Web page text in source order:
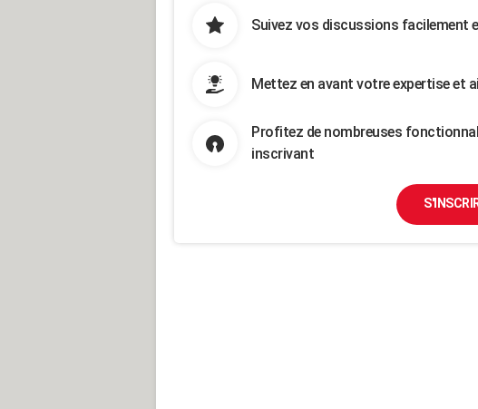
Suivez vos discussions facilement
Mettez en avant votre expertise et
Profitez de nombreuses
inscrivant